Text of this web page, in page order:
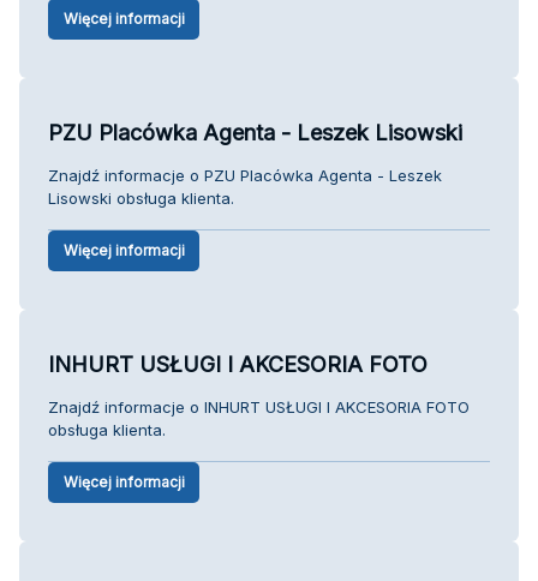
Więcej informacji
PZU Placówka Agenta - Leszek Lisowski
Znajdź informacje o PZU Placówka Agenta - Leszek
Lisowski obsługa klienta.
Więcej informacji
INHURT USŁUGI I AKCESORIA FOTO
Znajdź informacje o INHURT USŁUGI I AKCESORIA FOTO
obsługa klienta.
Więcej informacji